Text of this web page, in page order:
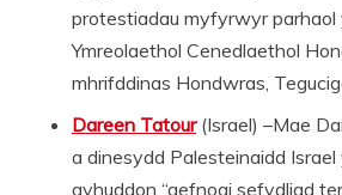
protestiadau myfyrwyr parhaol
Ymreolaethol Cenedlaethol
mhrifddinas Hondwras,
Dareen Tatour(Israel) –Mae
a dinesydd Palesteinaidd
gyhuddon “gefnogi sefydliad